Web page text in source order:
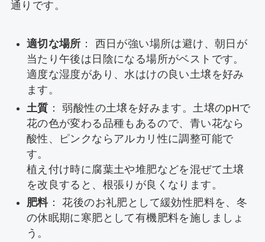
通りです。
適切な場所 ： 西日が強い場所は避け、朝日が
当たり午後は日陰になる場所がベストです。
適度な湿度があり、水はけの良い土壌を好み
ます。
土質 ： 弱酸性の土壌を好みます。土壌のpHで
花の色が変わる品種もあるので、青い花なら
酸性、ピンクならアルカリ性に調整可能で
す。
植え付け時に腐葉土や堆肥などを混ぜて土壌
を改良すると、根張りが良くなります。
肥料： 花後のお礼肥として緩効性肥料を、冬
の休眠期に寒肥として有機肥料を施しましょ
う。